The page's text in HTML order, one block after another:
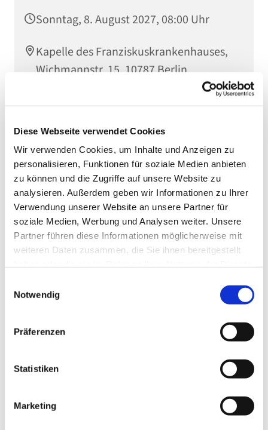
Diese Webseite verwendet Cookies
Wir verwenden Cookies, um Inhalte und Anzeigen zu
personalisieren, Funktionen für soziale Medien anbieten
zu können und die Zugriffe auf unsere Website zu
analysieren. Außerdem geben wir Informationen zu Ihrer
Verwendung unserer Website an unsere Partner für
soziale Medien, Werbung und Analysen weiter. Unsere
Partner führen diese Informationen möglicherweise mit
weiteren Daten zusammen, die Sie ihnen bereitgestellt
Notwendig
Präferenzen
Statistiken
Marketing
Sonntag, 8. August 2027, 08:00 Uhr
Kapelle des Franziskuskrankenhauses,
Wichmannstr. 15, 10787 Berlin